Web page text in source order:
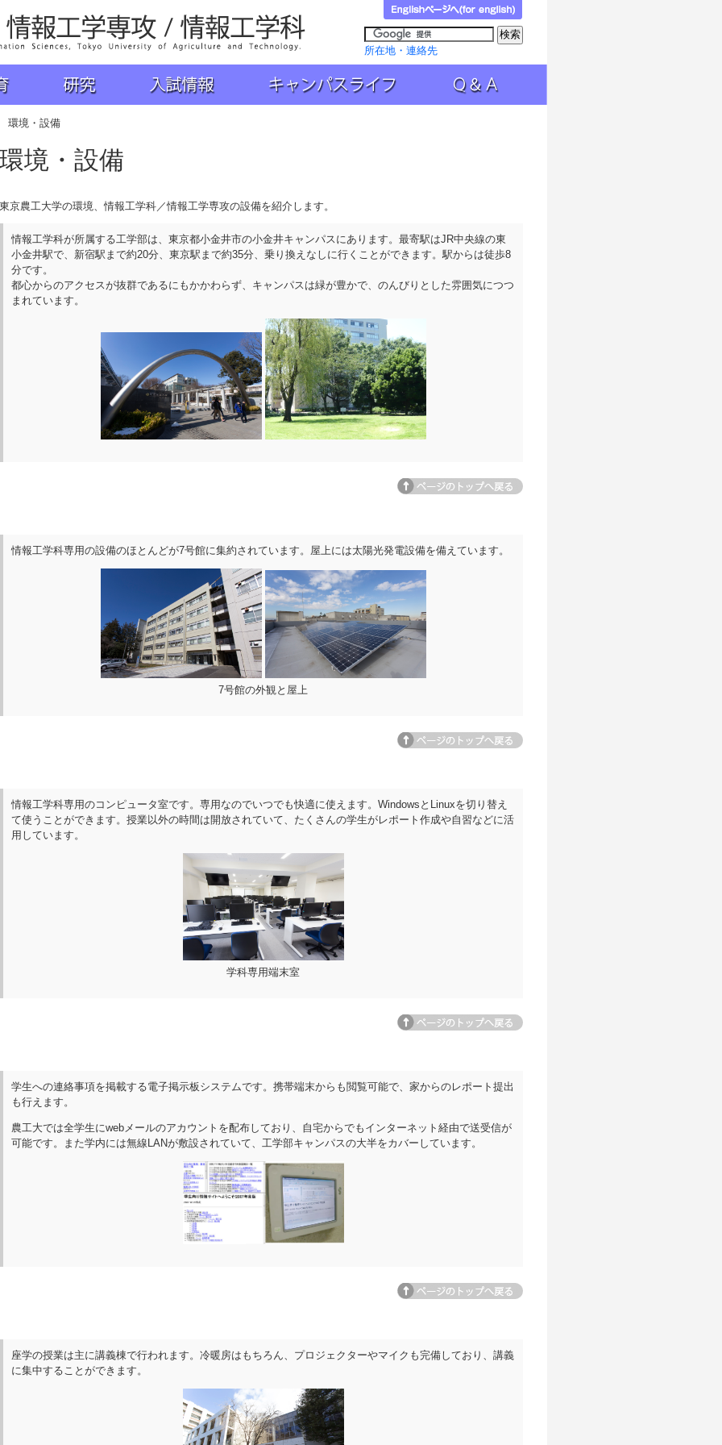
工学部 情報工学科
所在地・連絡先
境・設備
環境・設備
東京農工大学の環境、情報工学科／情報工学専攻の設備を紹介します。
情報工学科が所属する工学部は、東京都小金井市の小金井キャンパスにあります。最寄駅はJR中央線の東
小金井駅で、新宿駅まで約20分、東京駅まで約35分、乗り換えなしに行くことができます。駅からは徒歩8
分です。
都心からのアクセスが抜群であるにもかかわらず、キャンパスは緑が豊かで、のんびりとした雰囲気につつ
まれています。
情報工学科専用の設備のほとんどが7号館に集約されています。屋上には太陽光発電設備を備えています。
7号館の外観と屋上
情報工学科専用のコンピュータ室です。専用なのでいつでも快適に使えます。WindowsとLinuxを切り替え
て使うことができます。授業以外の時間は開放されていて、たくさんの学生がレポート作成や自習などに活
用しています。
学科専用端末室
学生への連絡事項を掲載する電子掲示板システムです。携帯端末からも閲覧可能で、家からのレポート提出
も行えます。
農工大では全学生にwebメールのアカウントを配布しており、自宅からでもインターネット経由で送受信が
可能です。また学内には無線LANが敷設されていて、工学部キャンパスの大半をカバーしています。
座学の授業は主に講義棟で行われます。冷暖房はもちろん、プロジェクターやマイクも完備しており、講義
に集中することができます。